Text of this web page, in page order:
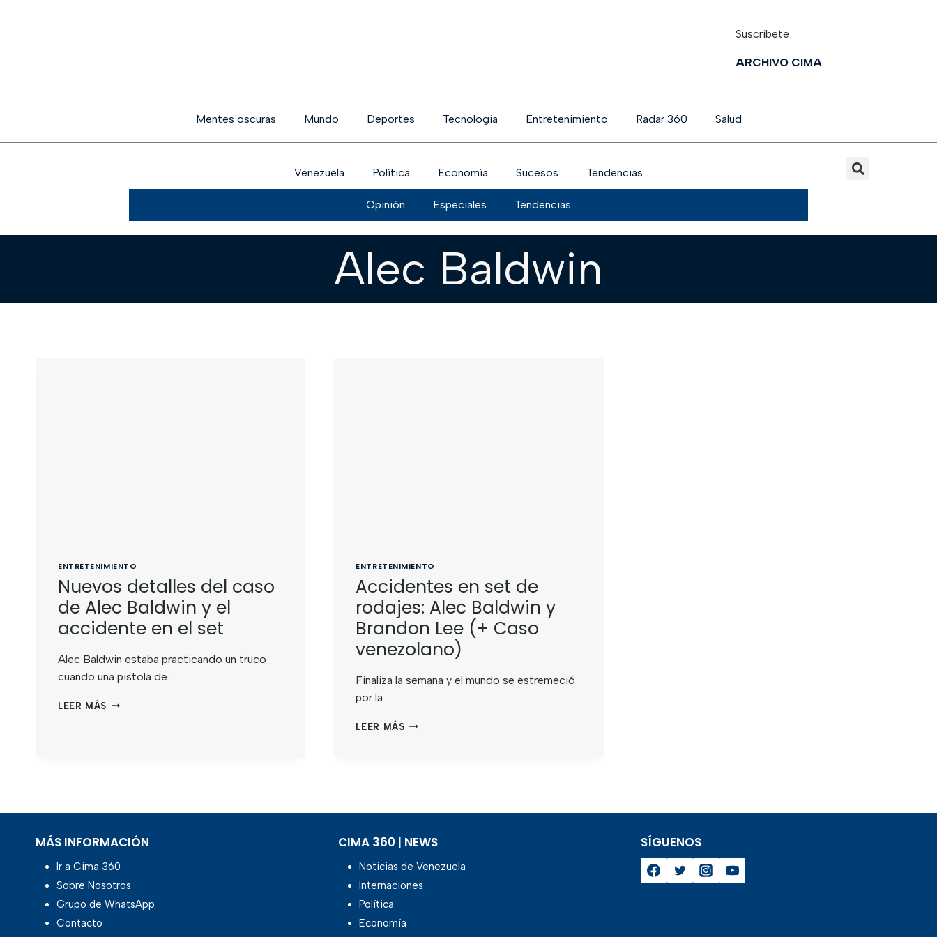
Suscríbete
ARCHIVO CIMA
Mentes oscuras Mundo Deportes Tecnología Entretenimiento Radar 360 Salud
Venezuela Política Economía Sucesos Tendencias
Opinión Especiales Tendencias
Alec Baldwin
ENTRETENIMIENTO
Nuevos detalles del caso
de Alec Baldwin y el
accidente en el set
Alec Baldwin estaba practicando un truco
cuando una pistola de…
LEER MÁS
ENTRETENIMIENTO
Accidentes en set de
rodajes: Alec Baldwin y
Brandon Lee (+ Caso
venezolano)
Finaliza la semana y el mundo se estremeció
por la…
LEER MÁS
MÁS INFORMACIÓN
Ir a Cima 360
Sobre Nosotros
Grupo de WhatsApp
Contacto
CIMA 360 | NEWS
Noticias de Venezuela
Internaciones
Política
Economía
SÍGUENOS